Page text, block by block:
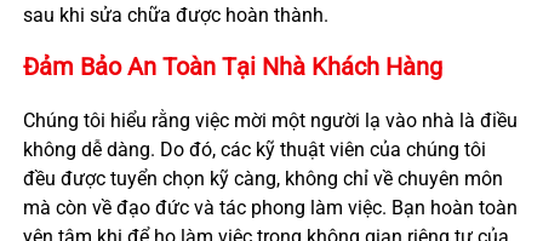
sau khi sửa chữa được hoàn thành.
Đảm Bảo An Toàn Tại Nhà Khách Hàng
Chúng tôi hiểu rằng việc mời một người lạ vào nhà là điều
không dễ dàng. Do đó, các kỹ thuật viên của chúng tôi
đều được tuyển chọn kỹ càng, không chỉ về chuyên môn
mà còn về đạo đức và tác phong làm việc. Bạn hoàn toàn